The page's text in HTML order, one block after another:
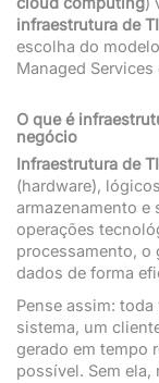
infraestrutura de TI
escolha do
Managed
O que é
negócio
Infraestrutura de TI
(hardware),
armazenamento e
operações
processamento, o
dados de forma
Pense assim:
sistema, um
gerado em tempo
possível. Sem ela,